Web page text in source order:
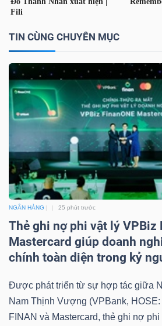
TIN CÙNG CHUYÊN MỤC
NGÂN HÀNG 25 phút trước
Thẻ ghi nợ phi vật lý VPBiz
Mastercard giúp doanh
chính toàn diện trong kỷ
Được phát triển từ sự hợp tác giữa
Nam Thịnh Vượng (VPBank,
FINAN và Mastercard, thẻ ghi nợ